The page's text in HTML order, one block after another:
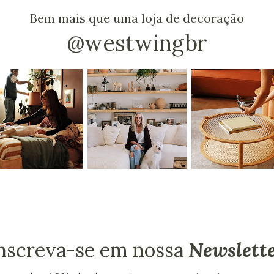
Bem mais que uma loja de decoração
@westwingbr
se em nossa